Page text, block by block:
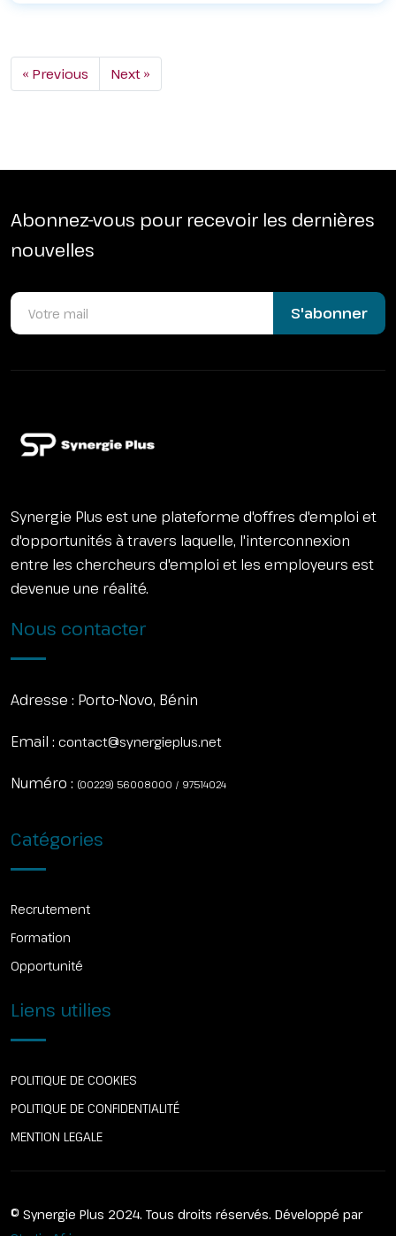
« Previous Next »
Abonnez-vous pour recevoir les dernières
nouvelles
S'abonner
Synergie Plus est une plateforme d'offres d'emploi et
d'opportunités à travers laquelle, l'interconnexion
entre les chercheurs d'emploi et les employeurs est
devenue une réalité.
Nous contacter
Adresse : Porto-Novo, Bénin
Email : contact@synergieplus.net
Numéro : (00229) 56008000 / 97514024
Catégories
Recrutement
Formation
Opportunité
Liens utilies
POLITIQUE DE COOKIES
POLITIQUE DE CONFIDENTIALITÉ
MENTION LEGALE
© Synergie Plus 2024. Tous droits réservés. Développé par